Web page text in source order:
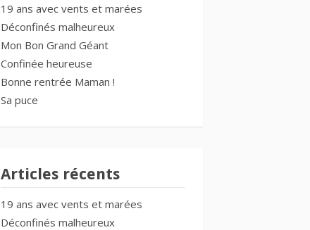
19 ans avec vents et marées
Déconfinés malheureux
Mon Bon Grand Géant
Confinée heureuse
Bonne rentrée Maman !
Sa puce
Articles récents
19 ans avec vents et marées
Déconfinés malheureux